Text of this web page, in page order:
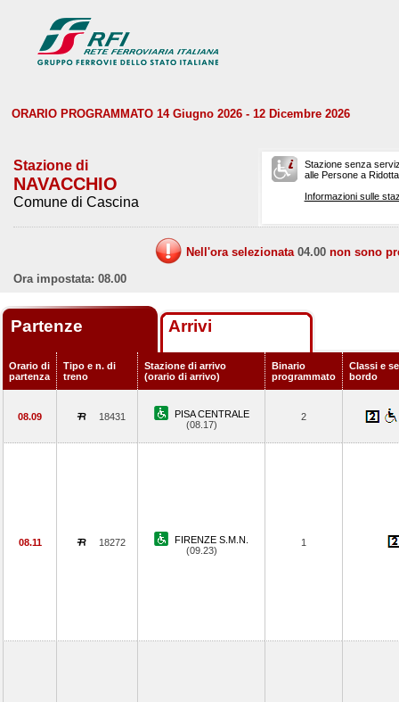
ORARIO PROGRAMMATO 14 Giugno 2026 - 12 Dicembre 2026
Stazione di
NAVACCHIO
Comune di Cascina
Stazione senza
alle Persone a
Informazioni sulle
Nell'ora selezionata 04.00 non sono
Ora impostata: 08.00
Partenze Arrivi
Orario di
partenza
Tipo e n. di
treno
Stazione di arrivo
(orario di arrivo)
Binario
programmato
Classi e
bordo
08.09 18431
PISA CENTRALE
(08.17)
2
08.11 18272
FIRENZE S.M.N.
(09.23)
1